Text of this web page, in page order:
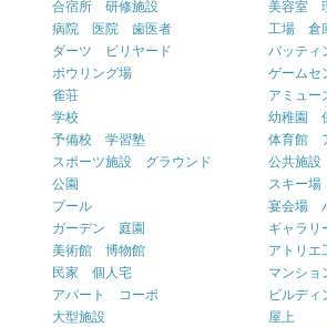
合宿所 研修施設
美容室
病院 医院 歯医者
工場 倉
ダーツ ビリヤード
バッティ
ボウリング場
ゲームセ
雀荘
アミュー
学校
幼稚園
予備校 学習塾
体育館
スポーツ施設 グラウンド
公共施設
公園
スキー
プール
宴会場
ガーデン 庭園
ギャラリ
美術館 博物館
アトリエ
民家 個人宅
マンシ
アパート コーポ
ビルディ
大型施設
屋上